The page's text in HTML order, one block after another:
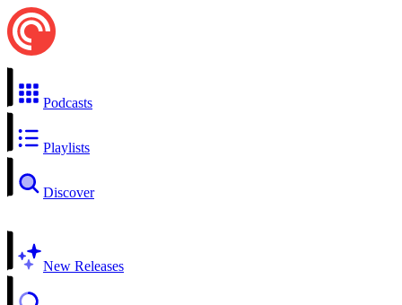
Podcasts
Playlists
Discover
New Releases